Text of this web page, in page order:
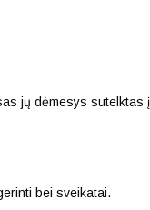
jų dėmesys sutelktas
bei sveikatai.